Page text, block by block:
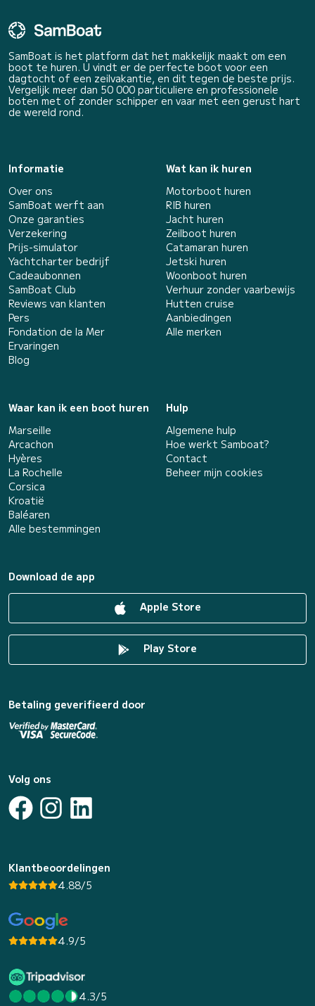
SamBoat is het platform dat het makkelijk maakt om een
boot te huren. U vindt er de perfecte boot voor een
dagtocht of een zeilvakantie, en dit tegen de beste prijs.
Vergelijk meer dan 50 000 particuliere en professionele
boten met of zonder schipper en vaar met een gerust hart
de wereld rond.
Informatie
Over ons
SamBoat werft aan
Onze garanties
Verzekering
Prijs-simulator
Yachtcharter bedrijf
Cadeaubonnen
SamBoat Club
Reviews van klanten
Pers
Fondation de la Mer
Ervaringen
Blog
Wat kan ik huren
Motorboot huren
RIB huren
Jacht huren
Zeilboot huren
Catamaran huren
Jetski huren
Woonboot huren
Verhuur zonder vaarbewijs
Hutten cruise
Aanbiedingen
Alle merken
Waar kan ik een boot huren
Marseille
Arcachon
Hyères
La Rochelle
Corsica
Kroatië
Baléaren
Alle bestemmingen
Hulp
Algemene hulp
Hoe werkt Samboat?
Contact
Beheer mijn cookies
Download de app
Apple Store
Play Store
Betaling geverifieerd door
Volg ons
Klantbeoordelingen
4.88/5
4.9/5
4.3/5